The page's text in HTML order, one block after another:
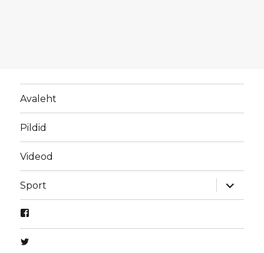
Avaleht
Pildid
Videod
Sport
laienda